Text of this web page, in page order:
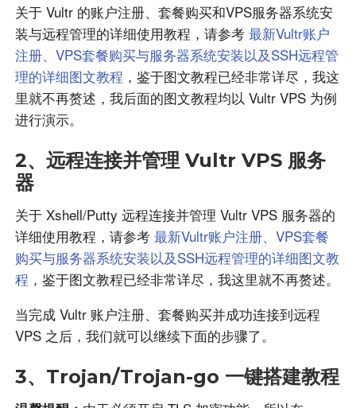
关于 Vultr 的账户注册、套餐购买和VPS服务器系统安
装与远程管理的详细使用教程，请参考 最新Vultr账户
注册、VPS套餐购买与服务器系统安装以及SSH远程管
理的详细图文教程 ，鉴于图文教程已经非常详尽，我这
里就不再赘述，我后面的图文教程均以 Vultr VPS 为例
进行演示。
2、远程连接并管理 Vultr VPS 服务
器
关于 Xshell/Putty 远程连接并管理 Vultr VPS 服务器的
详细使用教程，请参考 最新Vultr账户注册、VPS套餐
购买与服务器系统安装以及SSH远程管理的详细图文教
程 ，鉴于图文教程已经非常详尽，我这里就不再赘述。
当完成 Vultr 账户注册、套餐购买并成功连接到远程
VPS 之后，我们就可以继续下面的步骤了。
3、Trojan/Trojan-go 一键搭建教程